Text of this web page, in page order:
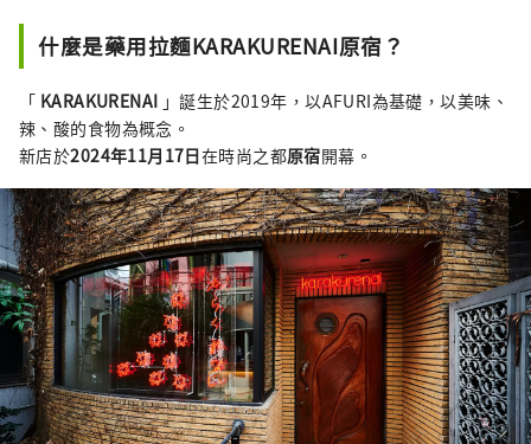
什麼是藥用拉麵KARAKURENAI原宿？
「 KARAKURENAI 」誕生於2019年，以AFURI為基礎，以美味、
辣、酸的食物為概念。
新店於2024年11月17日在時尚之都原宿開幕。